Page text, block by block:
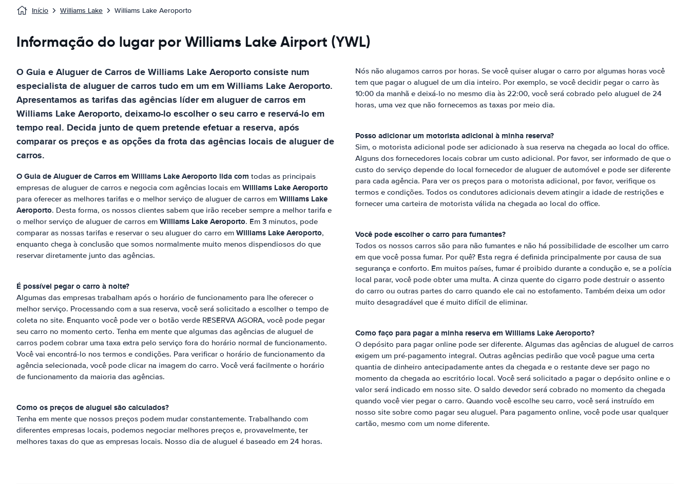
Início Williams Lake Williams Lake Aeroporto
Informação do lugar por Williams Lake Airport (YWL)
O Guia e Aluguer de Carros deWilliams Lake Aeroportoconsiste num
especialista de aluguer de carros tudo em umemWilliams Lake Aeroporto.
Apresentamos as tarifas das agências líder em aluguer de carros em
Williams Lake Aeroporto, deixamo-lo escolher o seu carro e reservá-lo em
tempo real. Decida junto de quem pretende efetuar a reserva, após
comparar os preços e as opções da frota das agências locais de aluguer de
carros.
O Guia de Aluguer de Carros em Williams Lake Aeroporto lida com todas as principais
empresas de aluguer de carros e negocia com agências locais em Williams Lake Aeroporto
para oferecer as melhores tarifas e o melhor serviço de aluguer de carros em Williams Lake
Aeroporto. Desta forma, os nossos clientes sabem que irão receber sempre a melhor tarifa e
o melhor serviço de aluguer de carros em Williams Lake Aeroporto. Em 3 minutos, pode
comparar as nossas tarifas e reservar o seu aluguer do carro em Williams Lake Aeroporto,
enquanto chega à conclusão que somos normalmente muito menos dispendiosos do que
reservar diretamente junto das agências.
É possível pegar o carro à noite?
Algumas das empresas trabalham após o horário de funcionamento para lhe oferecer o
melhor serviço. Processando com a sua reserva, você será solicitado a escolher o tempo de
coleta no site. Enquanto você pode ver o botão verde RESERVA AGORA, você pode pegar
seu carro no momento certo. Tenha em mente que algumas das agências de aluguel de
carros podem cobrar uma taxa extra pelo serviço fora do horário normal de funcionamento.
Você vai encontrá-lo nos termos e condições. Para verificar o horário de funcionamento da
agência selecionada, você pode clicar na imagem do carro. Você verá facilmente o horário
de funcionamento da maioria das agências.
Como os preços de aluguel são calculados?
Tenha em mente que nossos preços podem mudar constantemente. Trabalhando com
diferentes empresas locais, podemos negociar melhores preços e, provavelmente, ter
melhores taxas do que as empresas locais. Nosso dia de aluguel é baseado em 24 horas.
Nós não alugamos carros por horas. Se você quiser alugar o carro por algumas horas você
tem que pagar o aluguel de um dia inteiro. Por exemplo, se você decidir pegar o carro às
10:00 da manhã e deixá-lo no mesmo dia às 22:00, você será cobrado pelo aluguel de 24
horas, uma vez que não fornecemos as taxas por meio dia.
Posso adicionar um motorista adicional à minha reserva?
Sim, o motorista adicional pode ser adicionado à sua reserva na chegada ao local do office.
Alguns dos fornecedores locais cobrar um custo adicional. Por favor, ser informado de que o
custo do serviço depende do local fornecedor de aluguer de automóvel e pode ser diferente
para cada agência. Para ver os preços para o motorista adicional, por favor, verifique os
termos e condições. Todos os condutores adicionais devem atingir a idade de restrições e
fornecer uma carteira de motorista válida na chegada ao local do office.
Você pode escolher o carro para fumantes?
Todos os nossos carros são para não fumantes e não há possibilidade de escolher um carro
em que você possa fumar. Por quê? Esta regra é definida principalmente por causa de sua
segurança e conforto. Em muitos países, fumar é proibido durante a condução e, se a polícia
local parar, você pode obter uma multa. A cinza quente do cigarro pode destruir o assento
do carro ou outras partes do carro quando ele cai no estofamento. Também deixa um odor
muito desagradável que é muito difícil de eliminar.
Como faço para pagar a minha reserva em Williams Lake Aeroporto?
O depósito para pagar online pode ser diferente. Algumas das agências de aluguel de carros
exigem um pré-pagamento integral. Outras agências pedirão que você pague uma certa
quantia de dinheiro antecipadamente antes da chegada e o restante deve ser pago no
momento da chegada ao escritório local. Você será solicitado a pagar o depósito online e o
valor será indicado em nosso site. O saldo devedor será cobrado no momento da chegada
quando você vier pegar o carro. Quando você escolhe seu carro, você será instruído em
nosso site sobre como pagar seu aluguel. Para pagamento online, você pode usar qualquer
cartão, mesmo com um nome diferente.